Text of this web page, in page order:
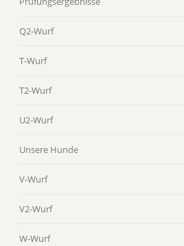
Q2-Wurf
T-Wurf
T2-Wurf
U2-Wurf
Unsere Hunde
V-Wurf
V2-Wurf
W-Wurf